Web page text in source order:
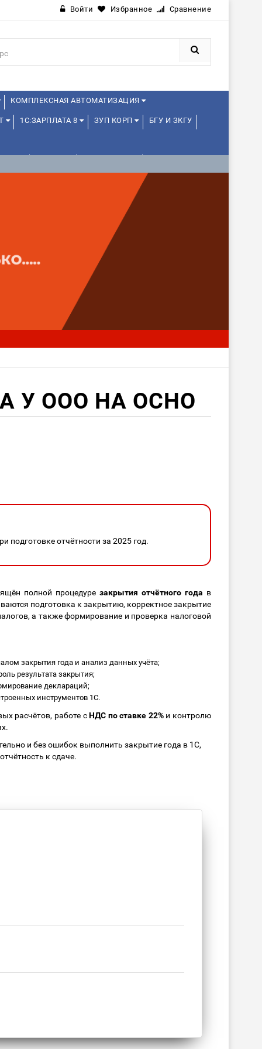
Войти Избранное Сравнение
КОМПЛЕКСНАЯ АВТОМАТИЗАЦИЯ
1С:ЗАРПЛАТА 8 ЗУП КОРП БГУ И ЗКГУ
У ООО НА ОСНО
отчётности за 2025 год.
полной процедурезакрытия отчётного года в
подготовка к закрытию, корректное закрытие
а также формирование и проверка налоговой
закрытия года и анализ данных учёта;
результата закрытия;
деклараций;
инструментов 1С.
расчётов, работе сНДС по ставке 22%и контролю
и без ошибок выполнить закрытие года в 1С,
к сдаче.